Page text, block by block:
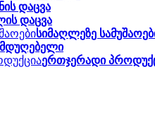
დაცვა
დაცვა
სიმაღლეზე
ერთჯერადი